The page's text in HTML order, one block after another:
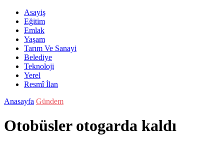
Asayiş
Eğitim
Emlak
Yaşam
Tarım Ve Sanayi
Belediye
Teknoloji
Yerel
Resmî İlan
Anasayfa Gündem
Otobüsler otogarda kaldı